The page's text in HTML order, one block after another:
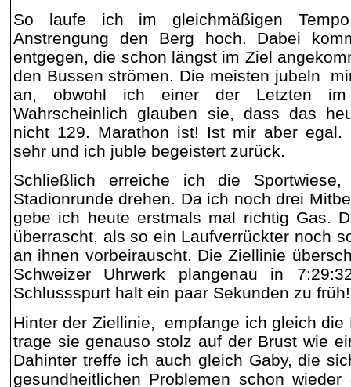
So laufe ich im gleichmäßigen
Anstrengung den Berg hoch. Dabei
entgegen, die schon längst im Ziel
den Bussen strömen. Die meisten jubeln
an, obwohl ich einer der Letzten im
Wahrscheinlich glauben sie, dass das
nicht 129. Marathon ist! Ist mir aber egal.
sehr und ich juble begeistert zurück.
Schließlich erreiche ich die
Stadionrunde drehen. Da ich noch drei
gebe ich heute erstmals mal richtig Gas.
überrascht, als so ein Laufverrückter noch
an ihnen vorbeirauscht. Die Ziellinie
Schweizer Uhrwerk plangenau in
Schlussspurt halt ein paar Sekunden zu früh!
Hinter der Ziellinie, empfange ich gleich die
trage sie genauso stolz auf der Brust wie
Dahinter treffe ich auch gleich Gaby, die
gesundheitlichen Problemen schon